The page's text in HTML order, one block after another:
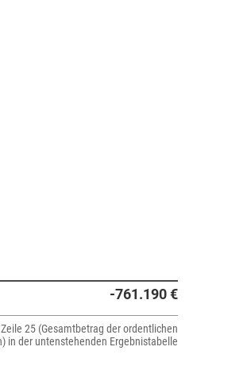
-761.190 €
25 (Gesamtbetrag der ordentlichen
in der untenstehenden Ergebnistabelle